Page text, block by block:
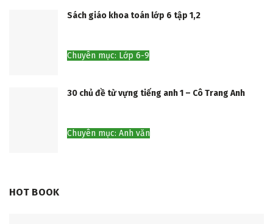
Sách giáo khoa toán lớp 6 tập 1,2
Chuyên mục: Lớp 6-9
30 chủ đề từ vựng tiếng anh 1 – Cô Trang Anh
Chuyên mục: Anh văn
HOT BOOK